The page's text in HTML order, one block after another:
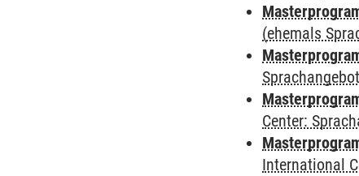
(ehemals
Center:
International